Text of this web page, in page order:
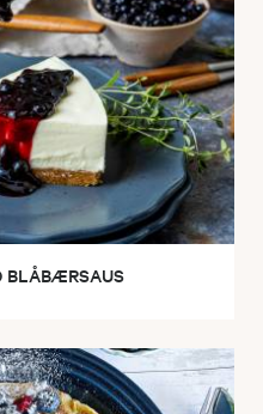
BLÅBÆRSAUS